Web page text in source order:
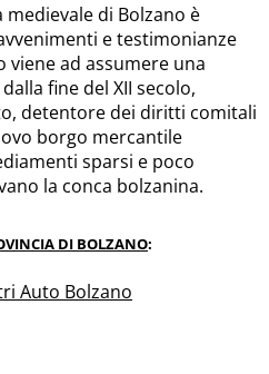
di Bolzano è
e testimonianze
viene ad assumere una
fine del XII secolo,
detentore dei diritti comitali
borgo mercantile
sparsi e poco
la conca bolzanina.
DI BOLZANO: